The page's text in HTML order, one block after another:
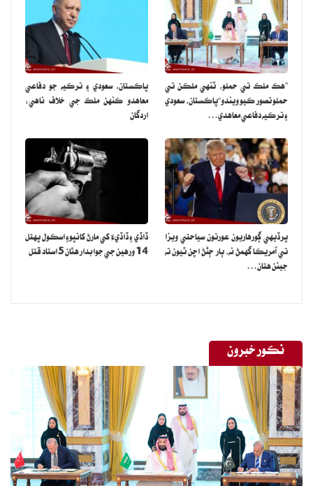
”هڪ ملڪ تي حملو، ٽنهي ملڪن تي
حملو تصور ڪيو ويندو“پاڪستان، سعودي
۽ ترڪيه دفاعي معاهدي…
پاڪستان، سعودي ۽ ترڪيه جو دفاعي
معاهدو ڪنهن ملڪ جي خلاف ناهي:
اردگان
پرڏيهي ڳورهاريون عورتون سياحتي ويزا
تي آمريڪا گهمڻ نه، ٻار ڄڻڻ اچن ٿيون ته
جيئن هتان…
ڏاڏي ۽ ڏاڏيءَ کي مارڻ کانپوءِ اسڪول پهتل
14 ورهين جي جوابدار هٿان 5 استاد قتل
نڪور خبرون